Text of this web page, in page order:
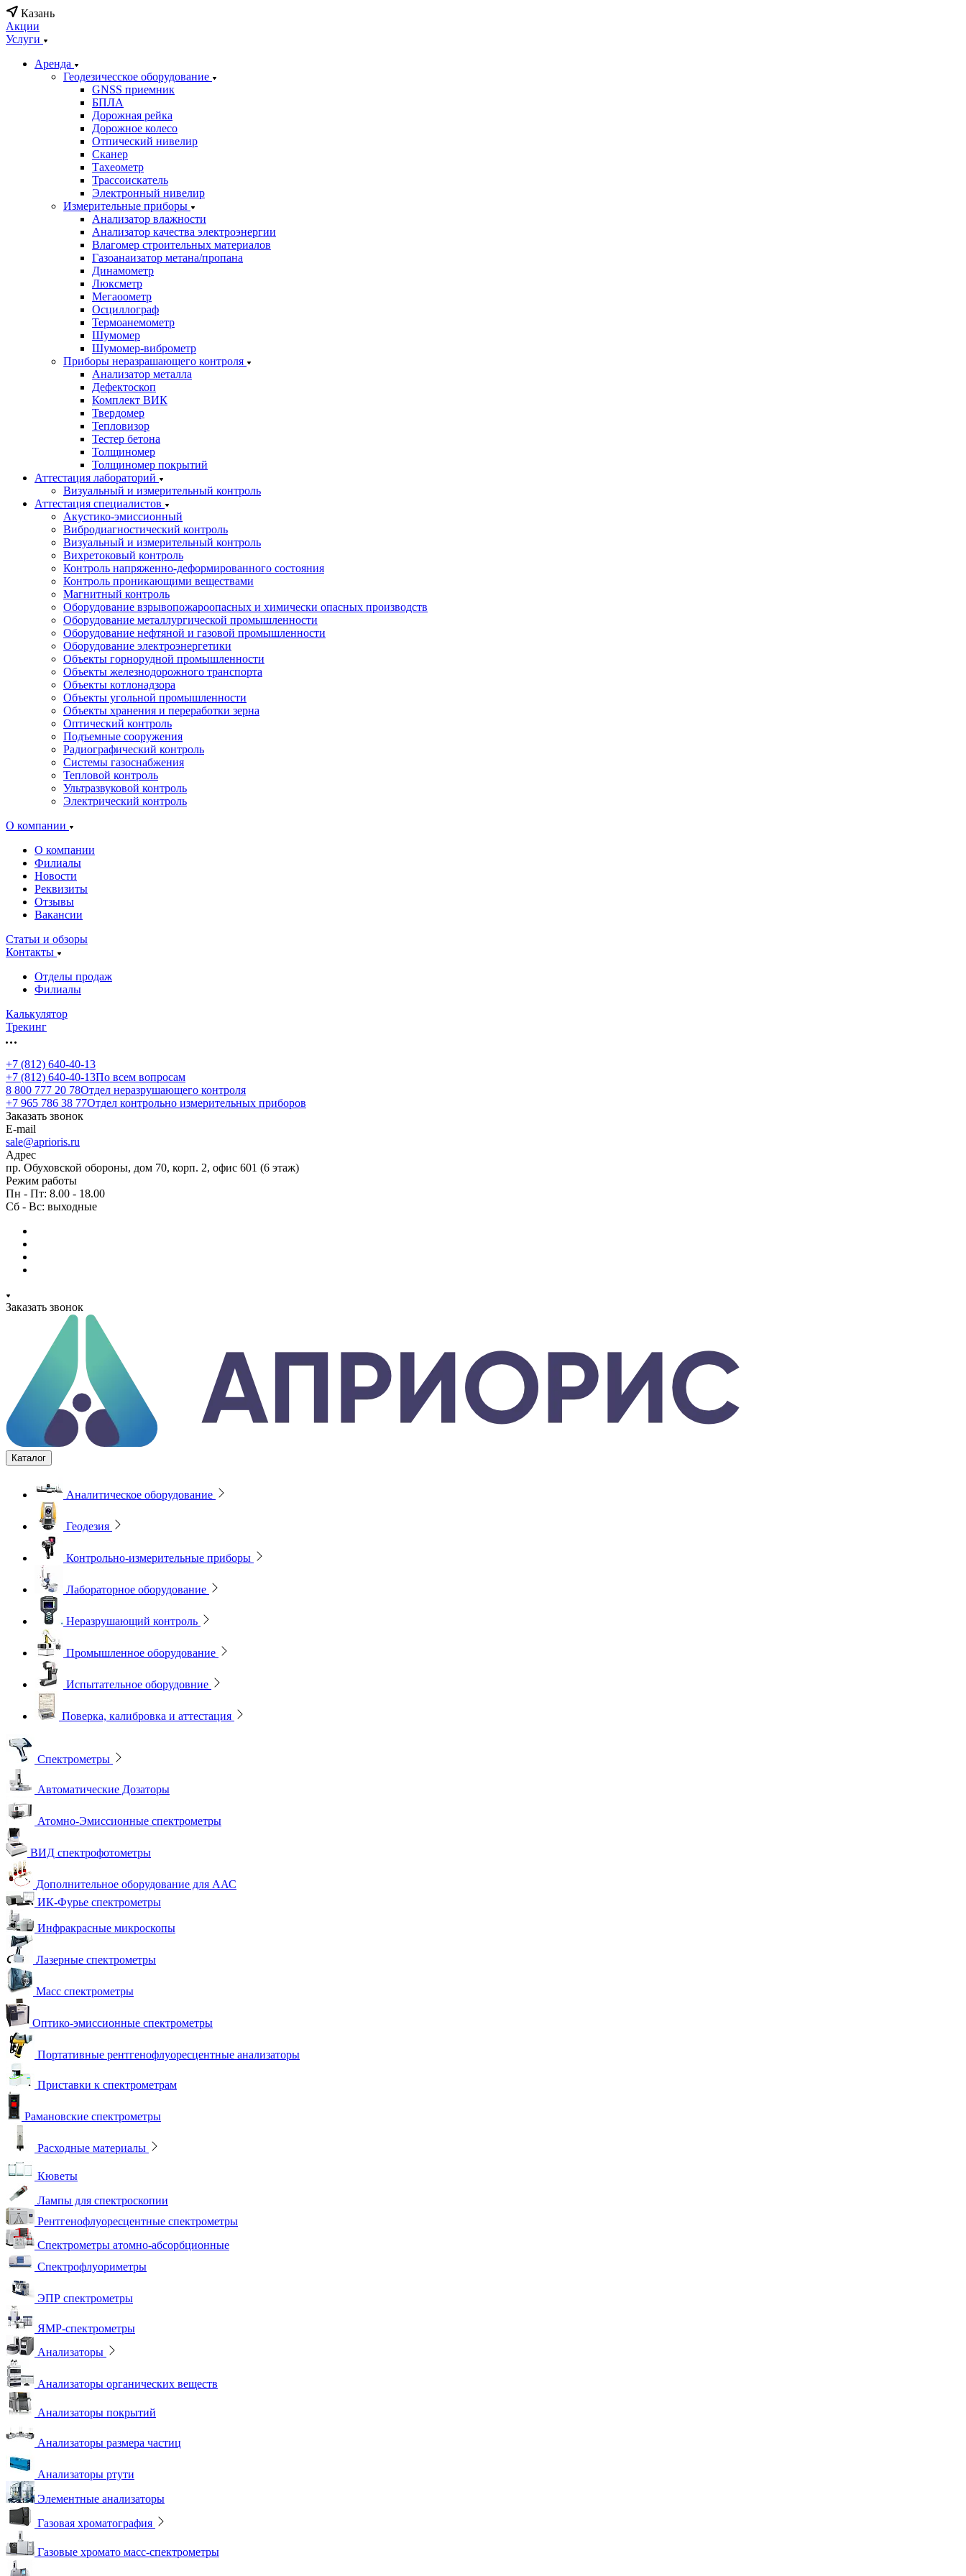
Казань
Акции
Услуги
Аренда
Геодезичесское оборудование
GNSS приемник
БПЛА
Дорожная рейка
Дорожное колесо
Отпический нивелир
Сканер
Тахеометр
Трассоискатель
Электронный нивелир
Измерительные приборы
Анализатор влажности
Анализатор качества электроэнергии
Влагомер строительных материалов
Газоанаизатор метана/пропана
Динамометр
Люксметр
Мегаоометр
Осциллограф
Термоанемометр
Шумомер
Шумомер-виброметр
Приборы неразрашающего контроля
Анализатор металла
Дефектоскоп
Комплект ВИК
Твердомер
Тепловизор
Тестер бетона
Толщиномер
Толщиномер покрытий
Аттестация лабораторий
Визуальный и измерительный контроль
Аттестация специалистов
Акустико-эмиссионный
Вибродиагностический контроль
Визуальный и измерительный контроль
Вихретоковый контроль
Контроль напряженно-деформированного состояния
Контроль проникающими веществами
Магнитный контроль
Оборудование взрывопожароопасных и химически опасных производств
Оборудование металлургической промышленности
Оборудование нефтяной и газовой промышленности
Оборудование электроэнергетики
Объекты горнорудной промышленности
Объекты железнодорожного транспорта
Объекты котлонадзора
Объекты угольной промышленности
Объекты хранения и переработки зерна
Оптический контроль
Подъемные сооружения
Радиографический контроль
Системы газоснабжения
Тепловой контроль
Ультразвуковой контроль
Электрический контроль
О компании
О компании
Филиалы
Новости
Реквизиты
Отзывы
Вакансии
Статьи и обзоры
Контакты
Отделы продаж
Филиалы
Калькулятор
Трекинг
+7 (812) 640-40-13
+7 (812) 640-40-13По всем вопросам
8 800 777 20 78Отдел неразрушающего контроля
+7 965 786 38 77Отдел контрольно измерительных приборов
Заказать звонок
E-mail
sale@aprioris.ru
Адрес
пр. Обуховской обороны, дом 70, корп. 2, офис 601 (6 этаж)
Режим работы
Пн - Пт: 8.00 - 18.00
Сб - Вс: выходные
Заказать звонок
Каталог
Аналитическое оборудование
Геодезия
Контрольно-измерительные приборы
Лабораторное оборудование
Неразрушающий контроль
Промышленное оборудование
Испытательное оборудовние
Поверка, калибровка и аттестация
Спектрометры
Автоматические Дозаторы
Атомно-Эмиссионные спектрометры
ВИД спектрофотометры
Дополнительное оборудование для ААС
ИК-Фурье спектрометры
Инфракрасные микроскопы
Лазерные спектрометры
Масс спектрометры
Оптико-эмиссионные спектрометры
Портативные рентгенофлуоресцентные анализаторы
Приставки к спектрометрам
Рамановские спектрометры
Расходные материалы
Кюветы
Лампы для спектроскопии
Рентгенофлуоресцентные спектрометры
Спектрометры атомно-абсорбционные
Спектрофлуориметры
ЭПР спектрометры
ЯМР-спектрометры
Анализаторы
Анализаторы органических веществ
Анализаторы покрытий
Анализаторы размера частиц
Анализаторы ртути
Элементные анализаторы
Газовая хроматография
Газовые хромато масс-спектрометры